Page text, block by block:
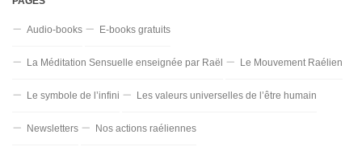
Audio-books E-books gratuits
La Méditation Sensuelle enseignée par Raël Le Mouvement Raélien
Le symbole de l’infini Les valeurs universelles de l’être humain
Newsletters Nos actions raéliennes